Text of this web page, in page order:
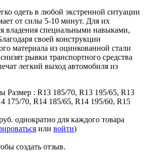
одеть в любой экстренной ситуации
от силы 5-10 минут. Для их
владения специальными навыками,
своей конструкции
материала из оцинкованной стали
рывки транспортного средства
легкий выход автомобиля из
Размер : R13 185/70, R13 195/65, R13
175/70, R14 185/65, R14 195/60, R15
однократно для каждого товара
или войти)
создать отзыв.